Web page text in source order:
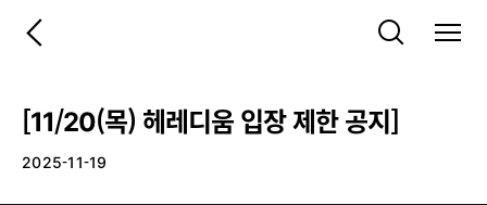
[11/20(목) 헤레디움 입장 제한 공지]
2025-11-19